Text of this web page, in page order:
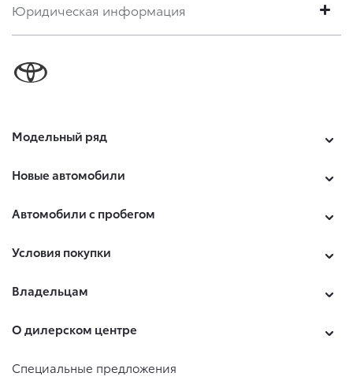
Юридическая информация
Модельный ряд
Новые автомобили
Автомобили с пробегом
Условия покупки
Владельцам
О дилерском центре
Специальные предложения